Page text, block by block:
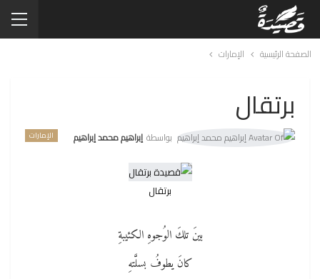
الصفحة الرئيسية الإمارات
برتقال
الإمارات بواسطة إبراهيم محمد إبراهيم
برتقال
بينَ تلكَ الوُجوهِ الكئيبةِ
كانَ يطوفُ بسلَّتهِ